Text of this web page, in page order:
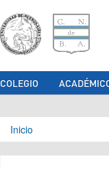
COLEGIO
Se
Inicio